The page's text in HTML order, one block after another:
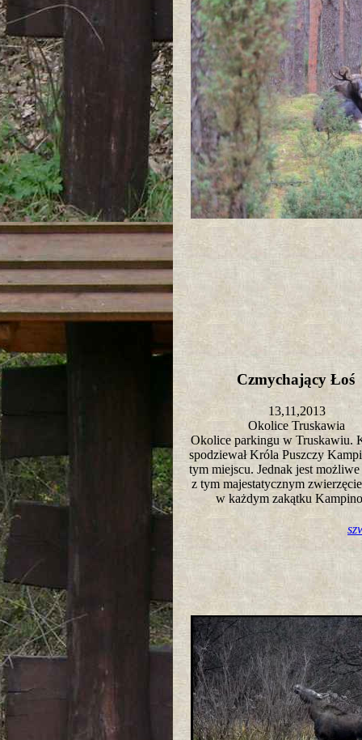
Czmychający Łoś
13,11,2013
Okolice Truskawia
Okolice parkingu w Truskawiu.
spodziewał Króla Puszczy
tym miejscu. Jednak jest możliwe
z tym majestatycznym
w każdym zakątku